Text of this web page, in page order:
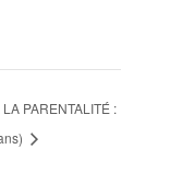
PARENTALITÉ :